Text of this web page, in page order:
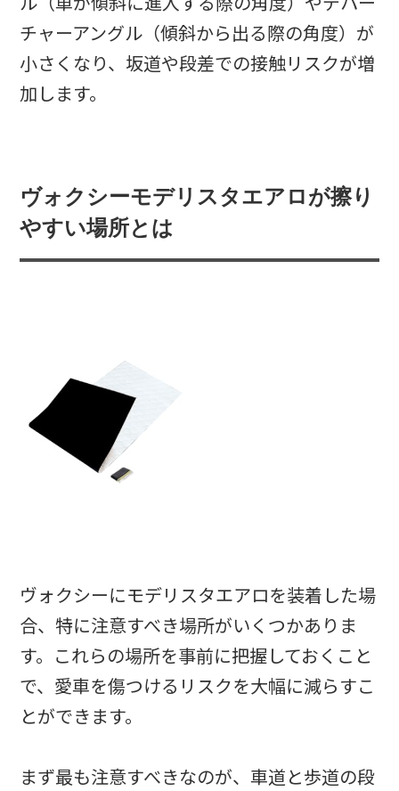
チャーアングル（傾斜から出る際の角度）が
小さくなり、坂道や段差での接触リスクが増
加します。
ヴォクシーモデリスタエアロが擦り
やすい場所とは
ヴォクシーにモデリスタエアロを装着した場
合、特に注意すべき場所がいくつかありま
す。これらの場所を事前に把握しておくこと
で、愛車を傷つけるリスクを大幅に減らすこ
とができます。
まず最も注意すべきなのが、車道と歩道の段